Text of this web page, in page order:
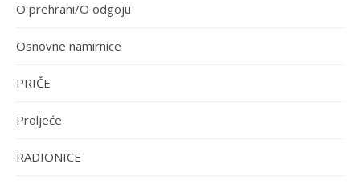
O prehrani/O odgoju
Osnovne namirnice
PRIČE
Proljeće
RADIONICE